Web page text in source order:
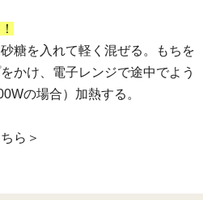
糖を入れて軽く混ぜる。もちを
かけ、電子レンジで途中でよう
の場合）加熱する。
ら＞